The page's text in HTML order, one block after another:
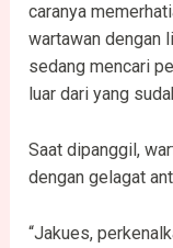
caranya
wartawan dengan
sedang mencari
luar dari yang
Saat dipanggil,
dengan gelagat
“Jakues,